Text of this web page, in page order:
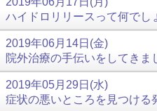
ハイドロリリースって何でし
2019年06月14日(金)
院外治療の手伝いをしてきま
2019年05月29日(水)
症状の悪いところを見つける